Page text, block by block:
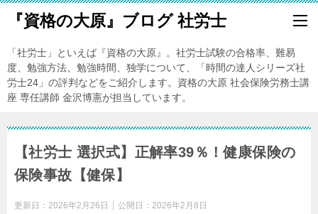
『資格の大原』ブログ 社労士
「社労士」といえば『資格の大原』。社労士試験の合格率、難易
度、勉強方法、勉強時間、独学について、「時間の達人シリーズ社
労士24」の評判などをご紹介します。資格の大原 社会保険労務士講
座 専任講師 金沢博憲が担当しています。
【社労士 選択式】正解率39％！健康保険の
保険事故【健保】
更新日： 2026年2月26日 公開日： 2026年2月8日